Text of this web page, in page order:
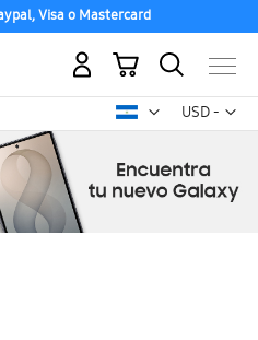
Visa o Mastercard
USD -
dólar
Mi carrito